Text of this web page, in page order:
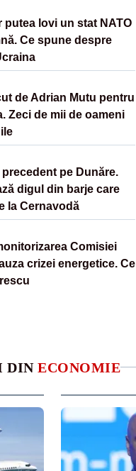
putea lovi un stat NATO
Ce spune despre
de Adrian Mutu pentru
Zeci de mii de oameni
pe Dunăre.
digul din barje care
la Cernavodă
Comisiei
crizei energetice. Ce
DIN ECONOMIE